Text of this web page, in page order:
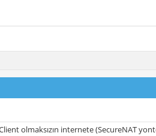
olmaksızın internete (SecureNAT